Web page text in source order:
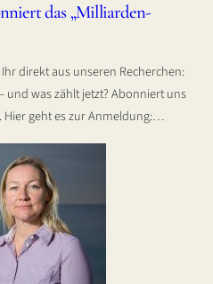
das „Milliarden-
direkt aus unseren Recherchen:
und was zählt jetzt? Abonniert uns
geht es zur Anmeldung:…